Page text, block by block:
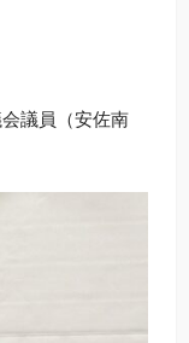
議員（安佐南